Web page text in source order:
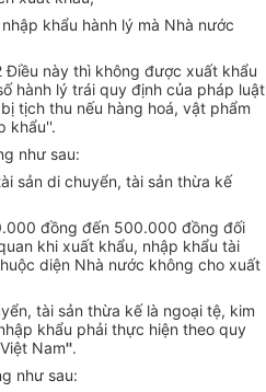
khẩu hành lý mà Nhà nước
Điều này thì không được xuất khẩu
hành lý trái quy định của pháp luật
tịch thu nếu hàng hoá, vật phẩm
khẩu''.
như sau:
sản di chuyển, tài sản thừa kế
đồng đến 500.000 đồng đối
khi xuất khẩu, nhập khẩu tài
diện Nhà nước không cho xuất
tài sản thừa kế là ngoại tệ, kim
khẩu phải thực hiện theo quy
Nam''.
như sau: